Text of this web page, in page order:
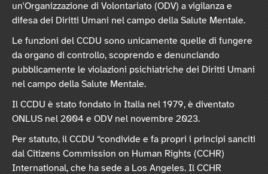
un'Organizzazione di Volontariato (ODV) a vigilanza e
difesa dei Diritti Umani nel campo della Salute Mentale.
Le funzioni del CCDU sono unicamente quelle di fungere
da organo di controllo, scoprendo e denunciando
pubblicamente le violazioni psichiatriche dei Diritti Umani
nel campo della Salute Mentale.
Il CCDU è stato fondato in Italia nel 1979, è diventato
ONLUS nel 2004 e ODV nel novembre 2023.
Per statuto, il CCDU “condivide e fa propri i principi sanciti
dal Citizens Commission on Human Rights (CCHR)
International, che ha sede a Los Angeles. Il CCHR